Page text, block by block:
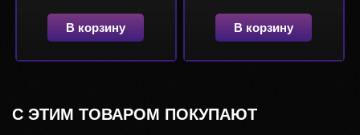
В корзину В корзину
С ЭТИМ ТОВАРОМ ПОКУПАЮТ